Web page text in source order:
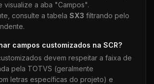
visualize a aba "Campos".
consulte a tabela SX3 filtrando pelo
campos customizados na SCR?
devem respeitar a faixa de
pela TOTVS (geralmente
letras específicas do projeto) e